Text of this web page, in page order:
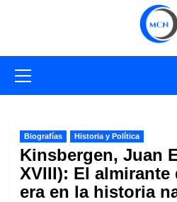
primario
Biografías Historia y Política
Kinsbergen, Juan
XVIII): El almirante
era en la historia